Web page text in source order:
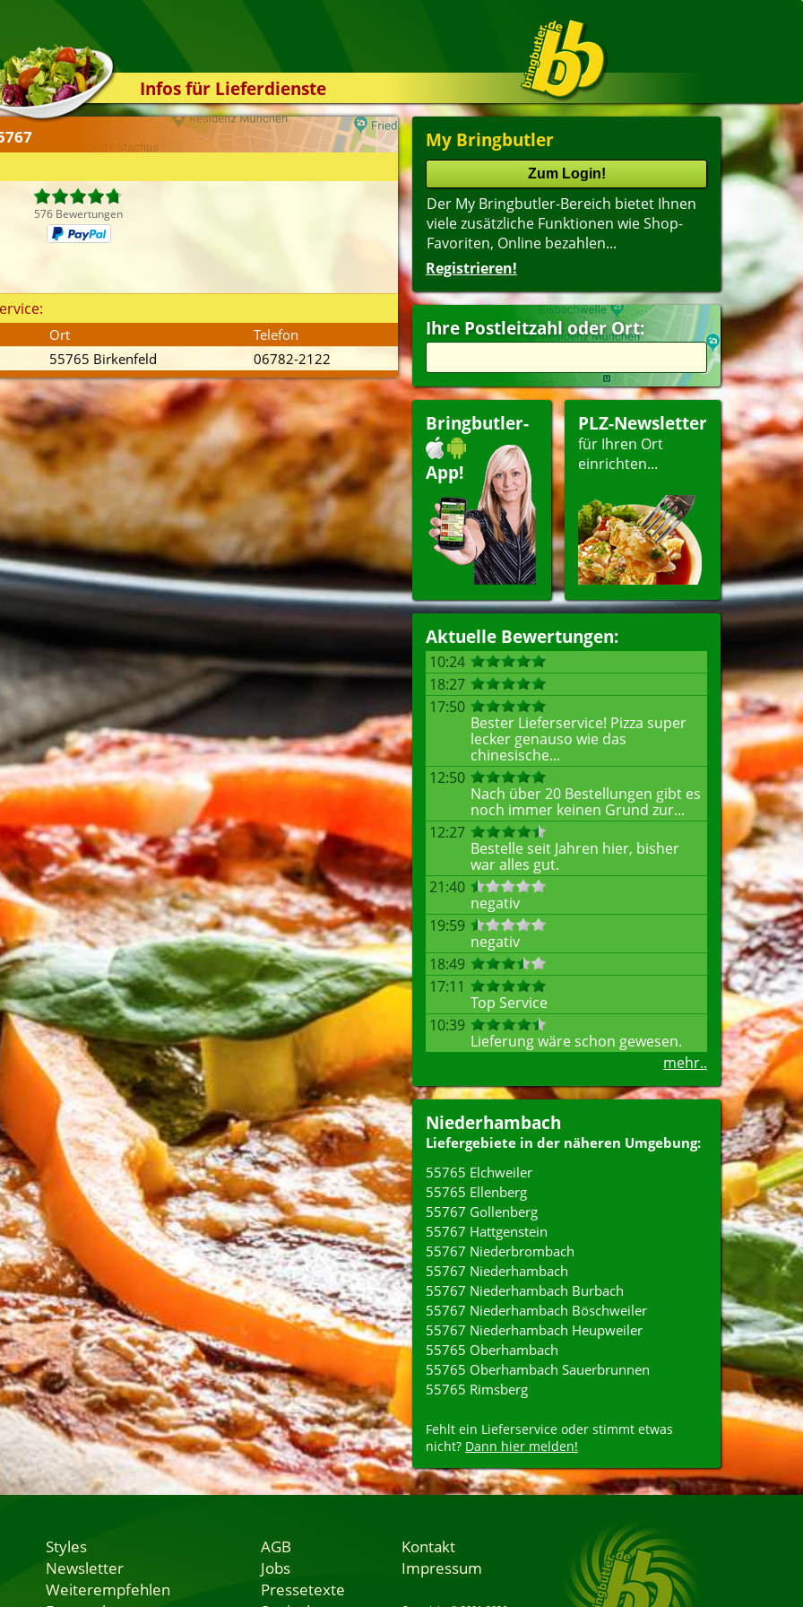
Infos für Lieferdienste
Kassensystem
Zuverlässigkeit
Kontakt
My Bringbutler
Der My Bringbutler-Bereich bietet Ihnen
viele zusätzliche Funktionen wie Shop-
Favoriten, Online bezahlen...
Registrieren!
Ihre Postleitzahl oder Ort:
Bringbutler-
App!
PLZ-Newsletter
für Ihren Ort
einrichten...
Aktuelle Bewertungen:
10:24
18:27
17:50
Bester Lieferservice! Pizza super
lecker genauso wie das
chinesische...
12:50
Nach über 20 Bestellungen gibt es
noch immer keinen Grund zur...
12:27
Bestelle seit Jahren hier, bisher
war alles gut.
21:40
negativ
19:59
negativ
18:49
17:11
Top Service
10:39
Lieferung wäre schon gewesen.
mehr..
Niederhambach
Liefergebiete in der näheren Umgebung:
55765 Elchweiler
55765 Ellenberg
55767 Gollenberg
55767 Hattgenstein
55767 Niederbrombach
55767 Niederhambach
55767 Niederhambach Burbach
55767 Niederhambach Böschweiler
55767 Niederhambach Heupweiler
55765 Oberhambach
55765 Oberhambach Sauerbrunnen
55765 Rimsberg
Fehlt ein Lieferservice oder stimmt etwas
nicht? Dann hier melden!
576 Bewertungen
Ort
Telefon
55765 Birkenfeld 06782-2122
Styles
Newsletter
Weiterempfehlen
AGB
Jobs
Pressetexte
Kontakt
Impressum